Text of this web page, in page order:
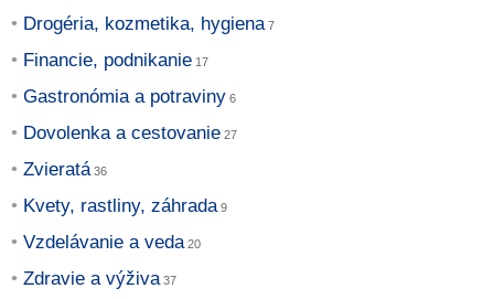
Drogéria, kozmetika, hygiena
Financie, podnikanie
Gastronómia a potraviny
Dovolenka a cestovanie
Zvieratá
Kvety, rastliny, záhrada
Vzdelávanie a veda
Zdravie a výživa